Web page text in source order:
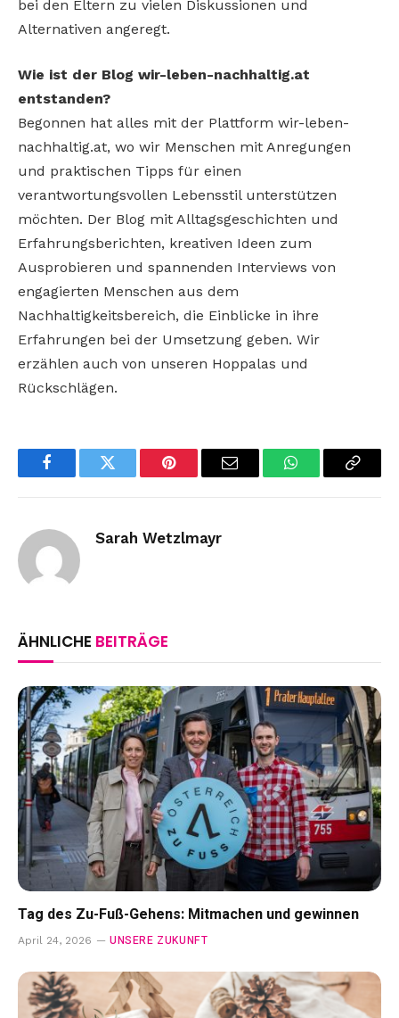
bei den Eltern zu vielen Diskussionen und
Alternativen angeregt.
Wie ist der Blog wir-leben-nachhaltig.at
entstanden?
Begonnen hat alles mit der Plattform wir-leben-
nachhaltig.at, wo wir Menschen mit Anregungen
und praktischen Tipps für einen
verantwortungsvollen Lebensstil unterstützen
möchten. Der Blog mit Alltagsgeschichten und
Erfahrungsberichten, kreativen Ideen zum
Ausprobieren und spannenden Interviews von
engagierten Menschen aus dem
Nachhaltigkeitsbereich, die Einblicke in ihre
Erfahrungen bei der Umsetzung geben. Wir
erzählen auch von unseren Hoppalas und
Rückschlägen.
FacebookTwitter Pinterest Email WhatsAppCopy
Sarah Wetzlmayr
ÄHNLICHE BEITRÄGE
Tag des Zu-Fuß-Gehens: Mitmachen und gewinnen
April 24, 2026 UNSERE ZUKUNFT